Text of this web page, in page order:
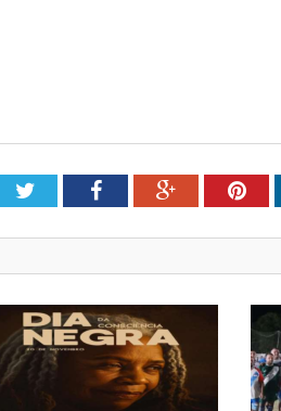
TwitterFacebookGoogle+